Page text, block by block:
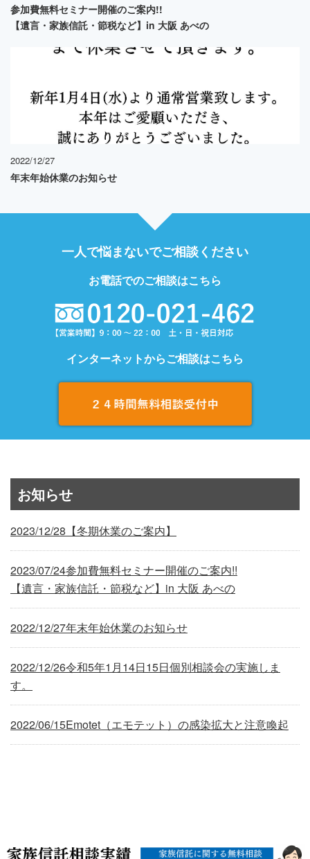
参加費無料セミナー開催のご案内!!
【遺言・家族信託・節税など】in 大阪 あべの
2022/12/27
年末年始休業のお知らせ
一人で悩まないでご相談ください
お電話でのご相談はこちら
インターネットからご相談はこちら
お知らせ
2023/12/28 【冬期休業のご案内】
2023/07/24参加費無料セミナー開催のご案内!!
【遺言・家族信託・節税など】in 大阪 あべの
2022/12/27年末年始休業のお知らせ
2022/12/26令和5年1月14日15日個別相談会の実施しま
す。
2022/06/15Emotet（エモテット）の感染拡大と注意喚起